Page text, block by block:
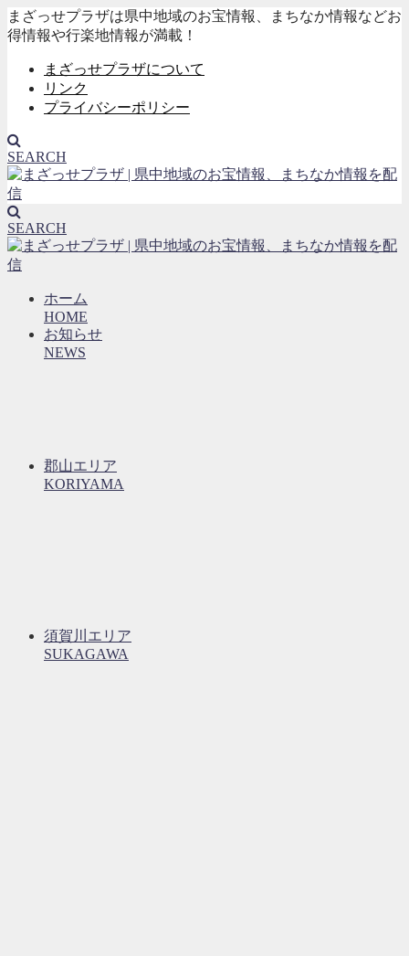
まざっせプラザは県中地域のお宝情報、まちなか情報などお
得情報や行楽地情報が満載！
まざっせプラザについて
リンク
プライバシーポリシー
SEARCH
SEARCH
ホーム
HOME
お知らせ
NEWS
郡山エリア
KORIYAMA
須賀川エリア
SUKAGAWA